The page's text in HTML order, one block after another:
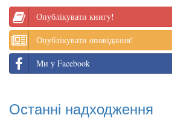
Опублікувати книгу!
Опублікувати оповідання!
Ми у Facebook
Останні надходження